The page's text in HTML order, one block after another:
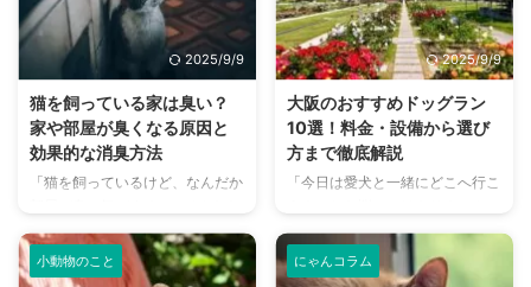
2025/9/9
猫を飼っている家は臭い？
家や部屋が臭くなる原因と
効果的な消臭方法
「猫を飼っているけど、なんだか
悩みはありませんか？猫との暮ら
しは幸せで満ちていますが、独特
のにおいが気になるという飼い主
2025/9/9
大阪のおすすめドッグラン
10選！料金・設備から選び
方まで徹底解説
「今日は愛犬と一緒にどこへ行こ
か？大阪には、広大な敷地でのび
のびと遊べるドッグランから、都
心でアクセスしやすい便利な施設
小動物のこと にゃんコラム